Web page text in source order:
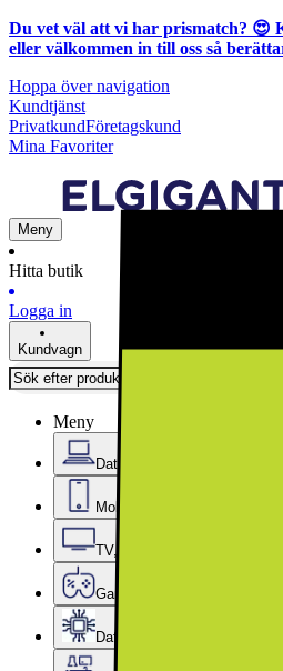
Du vet väl att vi har prismatch? 😍
eller välkommen in till oss så
Hoppa över navigation
Kundtjänst
PrivatkundFöretagskund
Mina Favoriter
Meny
Hitta butik
Logga in
Kundvagn
Meny
Datorer & Kontor
Mobiler, Tablets &
TV, Ljud & Smart Hem
Gaming
Datorkomponenter